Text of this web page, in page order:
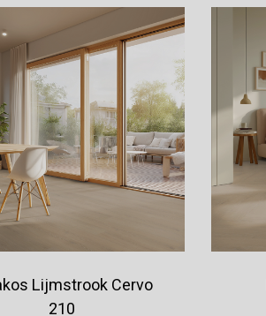
Lijmstrook Cervo
210